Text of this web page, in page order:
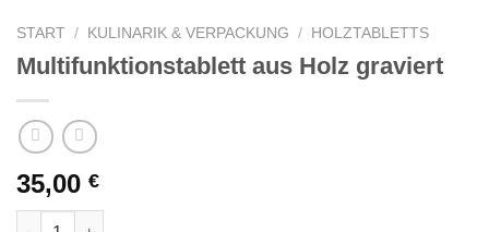
START / KULINARIK & VERPACKUNG / HOLZTABLETTS
Multifunktionstablett aus Holz graviert
35,00 €
Multifunktionstablett aus Holz graviert Menge